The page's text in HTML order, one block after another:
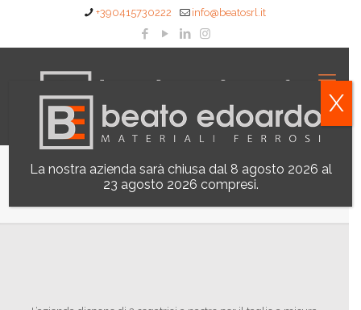
+390415730222 info@beatosrl.it
Taglio Travi
La nostra azienda sarà chiusa dal 8 agosto 2026 al
23 agosto 2026 compresi.
X